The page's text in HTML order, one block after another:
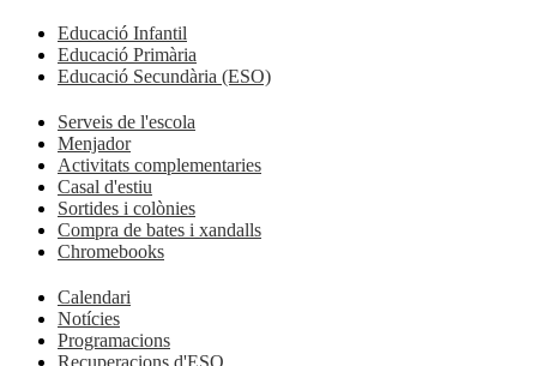
Educació Infantil
Educació Primària
Educació Secundària (ESO)
Serveis de l'escola
Menjador
Activitats complementaries
Casal d'estiu
Sortides i colònies
Compra de bates i xandalls
Chromebooks
Calendari
Notícies
Programacions